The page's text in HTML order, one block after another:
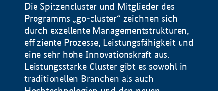
Die Spitzencluster und Mitglieder des
Programms „go-cluster“ zeichnen sich
durch exzellente Managementstrukturen,
effiziente Prozesse, Leistungsfähigkeit und
eine sehr hohe Innovationskraft aus.
Leistungsstarke Cluster gibt es sowohl in
traditionellen Branchen als auch